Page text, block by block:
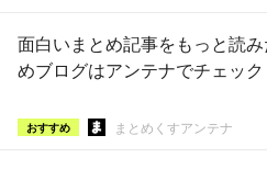
面白いまとめ記事をもっと読み
めブログはアンテナでチェック
おすすめ まとめくすアンテナ